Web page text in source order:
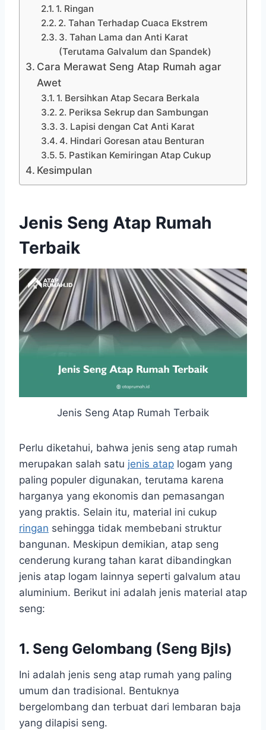
1. Ringan
2. Tahan Terhadap Cuaca Ekstrem
3. Tahan Lama dan Anti Karat
(Terutama Galvalum dan Spandek)
Cara Merawat Seng Atap Rumah agar
Awet
1. Bersihkan Atap Secara Berkala
2. Periksa Sekrup dan Sambungan
3. Lapisi dengan Cat Anti Karat
4. Hindari Goresan atau Benturan
5. Pastikan Kemiringan Atap Cukup
Kesimpulan
Jenis Seng Atap Rumah
Terbaik
Jenis Seng Atap Rumah Terbaik
Perlu diketahui, bahwa jenis seng atap rumah
merupakan salah satu jenis atap logam yang
paling populer digunakan, terutama karena
harganya yang ekonomis dan pemasangan
yang praktis. Selain itu, material ini cukup
ringan sehingga tidak membebani struktur
bangunan. Meskipun demikian, atap seng
cenderung kurang tahan karat dibandingkan
jenis atap logam lainnya seperti galvalum atau
aluminium. Berikut ini adalah jenis material atap
seng:
1. Seng Gelombang (Seng Bjls)
Ini adalah jenis seng atap rumah yang paling
umum dan tradisional. Bentuknya
bergelombang dan terbuat dari lembaran baja
yang dilapisi seng.